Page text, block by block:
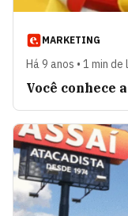
MARKETING
Há 9 anos • 1 min
Você conhece